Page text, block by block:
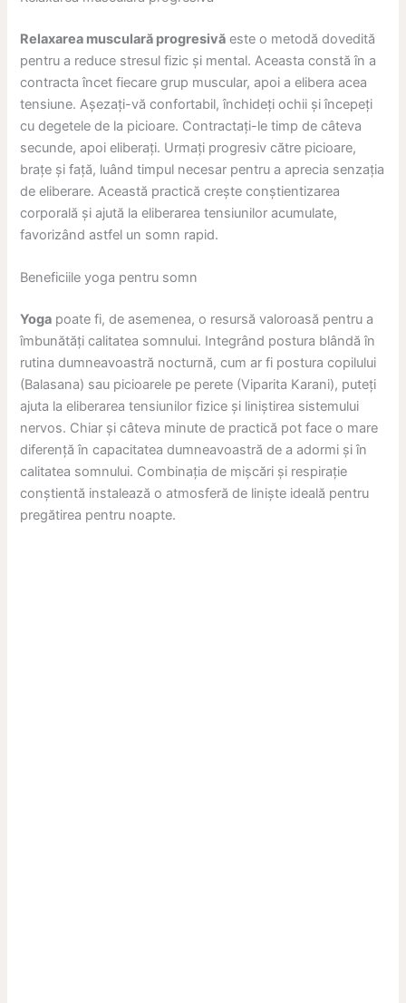
Relaxarea musculară progresivă este o metodă dovedită
pentru a reduce stresul fizic și mental. Aceasta constă în a
contracta încet fiecare grup muscular, apoi a elibera acea
tensiune. Așezați-vă confortabil, închideți ochii și începeți
cu degetele de la picioare. Contractați-le timp de câteva
secunde, apoi eliberați. Urmați progresiv către picioare,
brațe și față, luând timpul necesar pentru a aprecia senzația
de eliberare. Această practică crește conștientizarea
corporală și ajută la eliberarea tensiunilor acumulate,
favorizând astfel un somn rapid.
Beneficiile yoga pentru somn
Yoga poate fi, de asemenea, o resursă valoroasă pentru a
îmbunătăți calitatea somnului. Integrând postura blândă în
rutina dumneavoastră nocturnă, cum ar fi postura copilului
(Balasana) sau picioarele pe perete (Viparita Karani), puteți
ajuta la eliberarea tensiunilor fizice și liniștirea sistemului
nervos. Chiar și câteva minute de practică pot face o mare
diferență în capacitatea dumneavoastră de a adormi și în
calitatea somnului. Combinația de mișcări și respirație
conștientă instalează o atmosferă de liniște ideală pentru
pregătirea pentru noapte.